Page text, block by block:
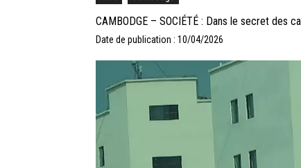
CAMBODGE – SOCIÉTÉ : Dans le secret des
Date de publication : 10/04/2026